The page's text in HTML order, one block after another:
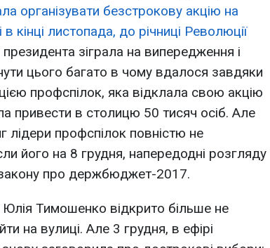
організувати безстрокову акцію на
кінці листопада, до річниці Революції
зіграла на випередження і
цього багато в чому вдалося завдяки
профспілок, яка відклала свою акцію
привести в столицю 50 тисяч осіб. Але
лідери профспілок повністю не
його на 8 грудня, напередодні розгляду
про держбюджет-2017.
Тимошенко відкрито більше не
на вулиці. Але 3 грудня, в ефірі